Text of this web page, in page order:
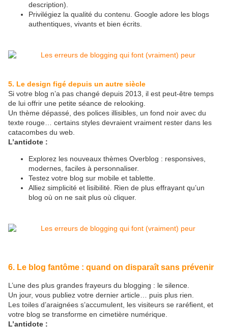
description).
Privilégiez la qualité du contenu. Google adore les blogs
authentiques, vivants et bien écrits.
5. Le design figé depuis un autre siècle
Si votre blog n’a pas changé depuis 2013, il est peut-être temps
de lui offrir une petite séance de relooking.
Un thème dépassé, des polices illisibles, un fond noir avec du
texte rouge… certains styles devraient vraiment rester dans les
catacombes du web.
L’antidote :
Explorez les nouveaux thèmes Overblog : responsives,
modernes, faciles à personnaliser.
Testez votre blog sur mobile et tablette.
Alliez simplicité et lisibilité. Rien de plus effrayant qu’un
blog où on ne sait plus où cliquer.
6. Le blog fantôme : quand on disparaît sans prévenir
L’une des plus grandes frayeurs du blogging : le silence.
Un jour, vous publiez votre dernier article… puis plus rien.
Les toiles d’araignées s’accumulent, les visiteurs se raréfient, et
votre blog se transforme en cimetière numérique.
L’antidote :